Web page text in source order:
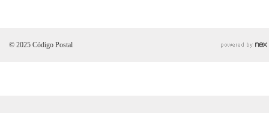
© 2025 Código Postal